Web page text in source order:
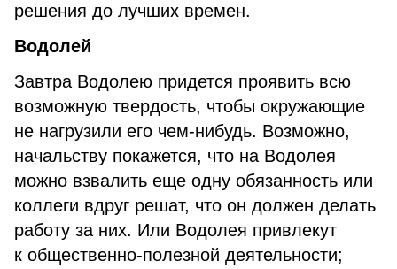
решения до лучших времен.
Водолей
Завтра Водолею придется проявить всю
возможную твердость, чтобы окружающие
не нагрузили его чем-нибудь. Возможно,
начальству покажется, что на Водолея
можно взвалить еще одну обязанность или
коллеги вдруг решат, что он должен делать
работу за них. Или Водолея привлекут
к общественно-полезной деятельности;